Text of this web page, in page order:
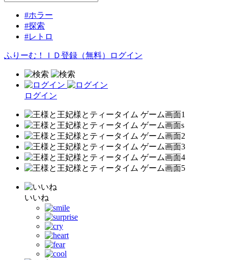
#ホラー
#探索
#レトロ
ふりーむ！ＩＤ登録（無料） ログイン
ログイン
いいね